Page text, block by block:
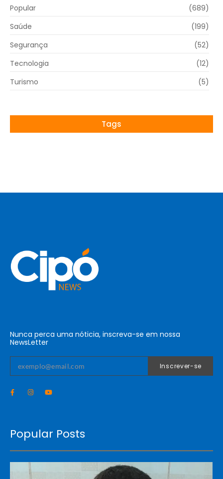
Popular
(689)
Saúde
(199)
Segurança
(52)
Tecnologia
(12)
Turismo
(5)
Tags
Nunca perca uma nóticia, inscreva-se em nossa
NewsLetter
Inscrever-se
Popular Posts